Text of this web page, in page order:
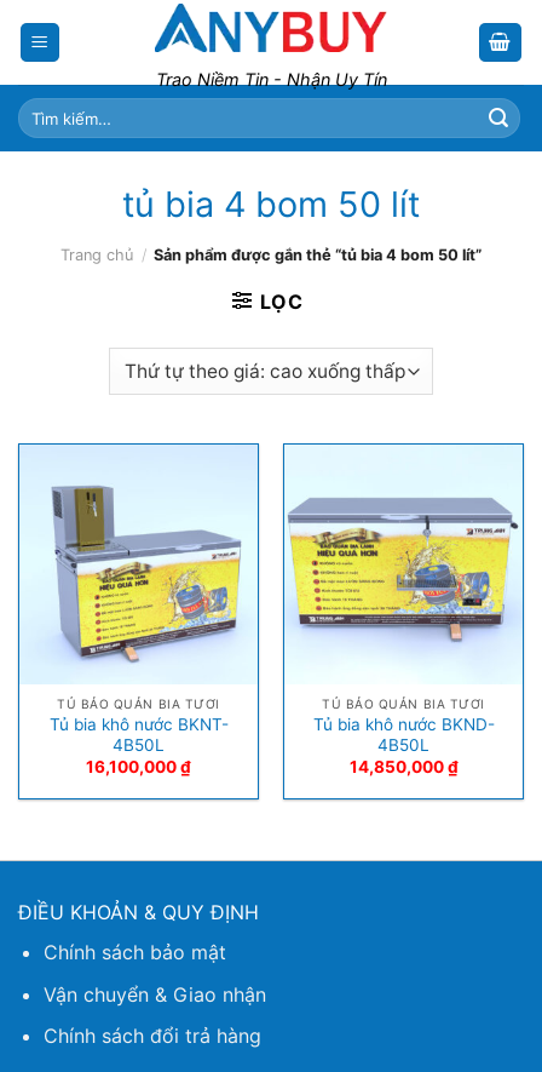
Trao Niềm Tin - Nhận Uy Tín
Tìm
kiếm:
tủ bia 4 bom 50 lít
Trang chủ / Sản phẩm được gắn thẻ “tủ bia 4 bom 50 lít”
LỌC
TỦ BẢO QUẢN BIA TƯƠI
Tủ bia khô nước BKNT-
4B50L
16,100,000₫
TỦ BẢO QUẢN BIA TƯƠI
Tủ bia khô nước BKND-
4B50L
14,850,000₫
ĐIỀU KHOẢN & QUY ĐỊNH
Chính sách bảo mật
Vận chuyển & Giao nhận
Chính sách đổi trả hàng